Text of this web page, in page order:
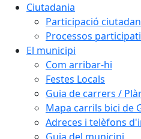
Ciutadania
Participació
Processos
El municipi
Com arribar-hi
Festes Locals
Guia de carrers /
Mapa carrils bici de
Adreces i telèfons